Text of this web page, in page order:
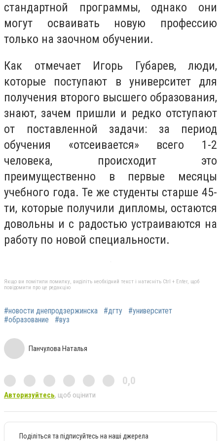
стандартной программы, однако они
могут осваивать новую профессию
только на заочном обучении.
Как отмечает Игорь Губарев, люди,
которые поступают в университет для
получения второго высшего образования,
знают, зачем пришли и редко отступают
от поставленной задачи: за период
обучения «отсеивается» всего 1-2
человека, происходит это
преимущественно в первые месяцы
учебного года. Те же студенты старше 45-
ти, которые получили дипломы, остаются
довольны и с радостью устраиваются на
работу по новой специальности.
Якщо ви помітили помилку, виділіть необхідний текст і натисніть Ctrl + Enter, щоб
повідомити про це редакцію
#новости днепродзержинска #дгту
#университет
#образование
#вуз
Панчулова Наталья
0,0
Авторизуйтесь, щоб оцінити
Поділіться та підписуйтесь на наші джерела